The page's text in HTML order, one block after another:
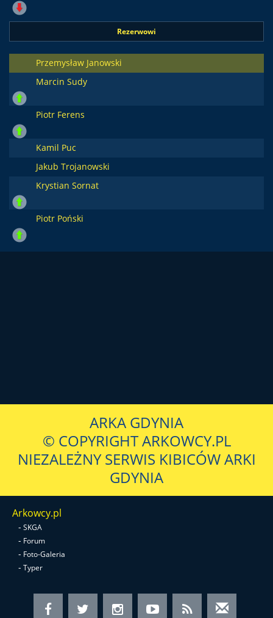
Rezerwowi
Przemysław Janowski
Marcin Sudy
Piotr Ferens
Kamil Puc
Jakub Trojanowski
Krystian Sornat
Piotr Poński
ARKA GDYNIA
© COPYRIGHT ARKOWCY.PL
NIEZALEŻNY SERWIS KIBICÓW ARKI
GDYNIA
Arkowcy.pl
- SKGA
- Forum
- Foto-Galeria
- Typer